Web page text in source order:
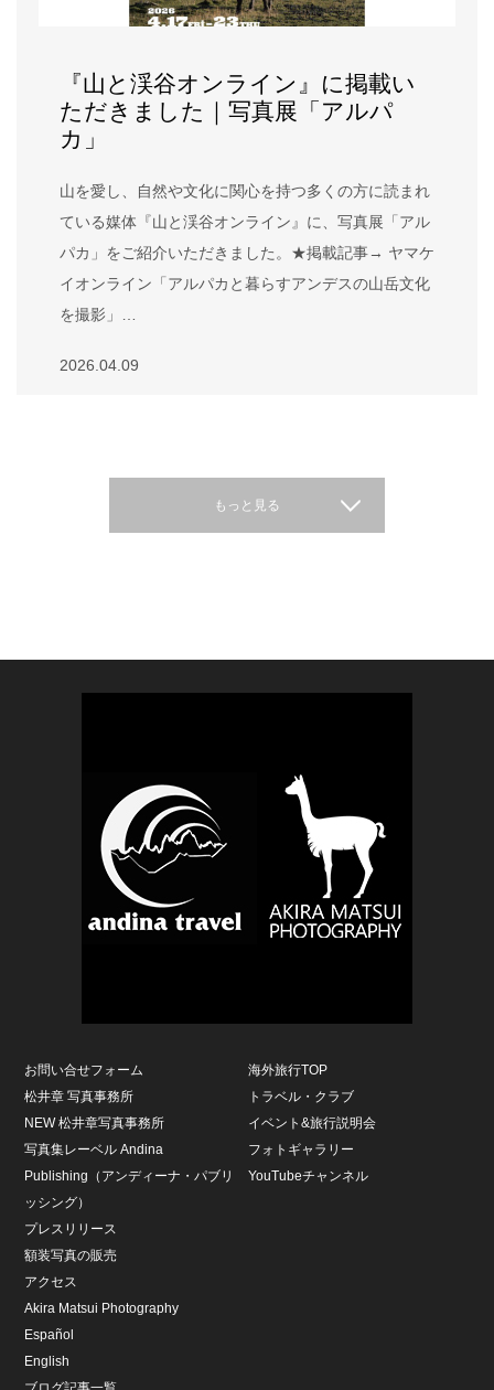
『山と渓谷オンライン』に掲載い
ただきました｜写真展「アルパ
カ」
山を愛し、自然や文化に関心を持つ多くの方に読まれ
ている媒体『山と渓谷オンライン』に、写真展「アル
パカ」をご紹介いただきました。★掲載記事→ ヤマケ
イオンライン「アルパカと暮らすアンデスの山岳文化
を撮影」…
2026.04.09
もっと見る
お問い合せフォーム
松井章 写真事務所
NEW 松井章写真事務所
写真集レーベル Andina
Publishing（アンディーナ・パブリ
ッシング）
プレスリリース
額装写真の販売
アクセス
Akira Matsui Photography
Español
English
海外旅行TOP
トラベル・クラブ
イベント&旅行説明会
フォトギャラリー
YouTubeチャンネル